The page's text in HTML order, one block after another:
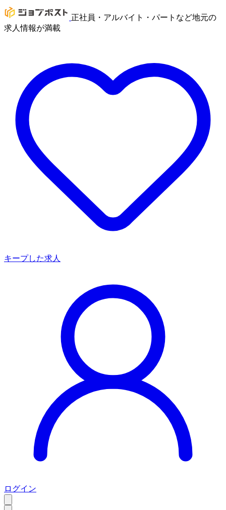
正社員・アルバイト・パートなど地元の
求人情報が満載
キープした求人
ログイン